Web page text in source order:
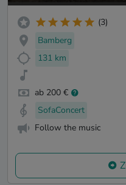
(3)
Bamberg
131 km
ab 200 €
SofaConcert
Follow the music